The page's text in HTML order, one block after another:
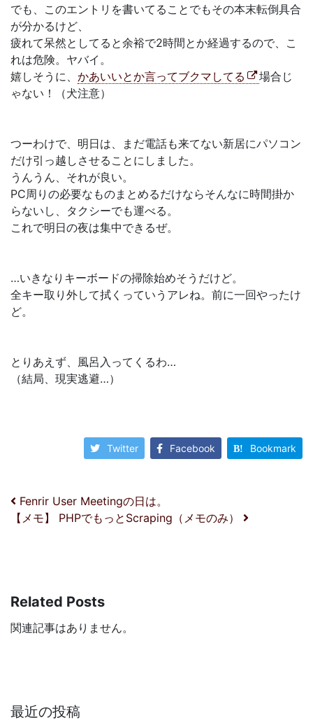
でも、このエントリを書いてることでもその本末転倒具合
が分かるけど、
疲れて呆然としてると余裕で2時間とか経過するので、こ
れは危険。ヤバイ。
嬉しそうに、 かあいいとか言ってブクマしてる
場合じ
ゃない！（犬注意）
つーわけで、明日は、まだ電話も来てない新居にパソコン
だけ引っ越しさせることにしました。
うんうん、それが良い。
PC周りの必要なものまとめるだけならそんなに時間掛か
らないし、タクシーでも運べる。
これで明日の夜は集中できるぜ。
…いきなりキーボードの掃除始めそうだけど。
全キー取り外して拭くっていうアレね。前に一回やったけ
ど。
とりあえず、風呂入ってくるわ…
（結局、現実逃避…）
Twitter Facebook Bookmark
投稿ナビゲーション
Fenrir User Meetingの日は。
【メモ】 PHPでもっとScraping（メモのみ）
Related Posts
関連記事はありません。
最近の投稿